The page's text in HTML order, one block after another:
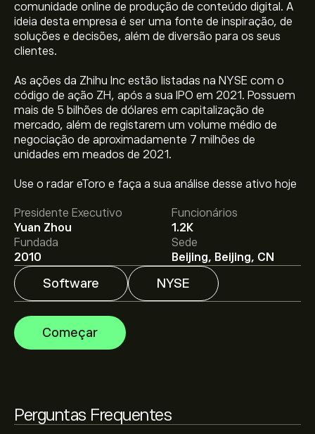
comunidade online de produção de conteúdo digital. A
ideia desta empresa é ser uma fonte de inspiração, de
soluções e decisões, além de diversão para os seus
clientes.
As ações da Zhihu Inc estão listadas na NYSE com o
código de ação ZH, após a sua IPO em 2021. Possuem
mais de 5 bilhões de dólares em capitalização de
mercado, além de registarem um volume médio de
negociação de aproximadamente 7 milhões de
unidades em meados de 2021.
Use o radar eToro e faça a sua análise desse ativo hoje
Presidente Executivo
Yuan Zhou
Funcionários
1.2K
Fundada
2010
Sede
Beijing, Beijing, CN
Software NYSE
Começar
Perguntas Frequentes
O preço atual da ZH é 3.25‎$‎.
O preço médio alvo para Zhihu Inc-ADR é 3.25‎$‎.
jána eToro para previsões detalhadas de analistas e
metas de preço.
Os analistas oferecem previsões para Zhihu Inc-ADR
com base em tendências de mercado, relatórios
financeiros e projeções de crescimento. Descubra a
previsão mais recente para os movimentos futuros
dos preços.
A capitalização bolsista de Zhihu Inc-ADR é 193.55M‎$‎